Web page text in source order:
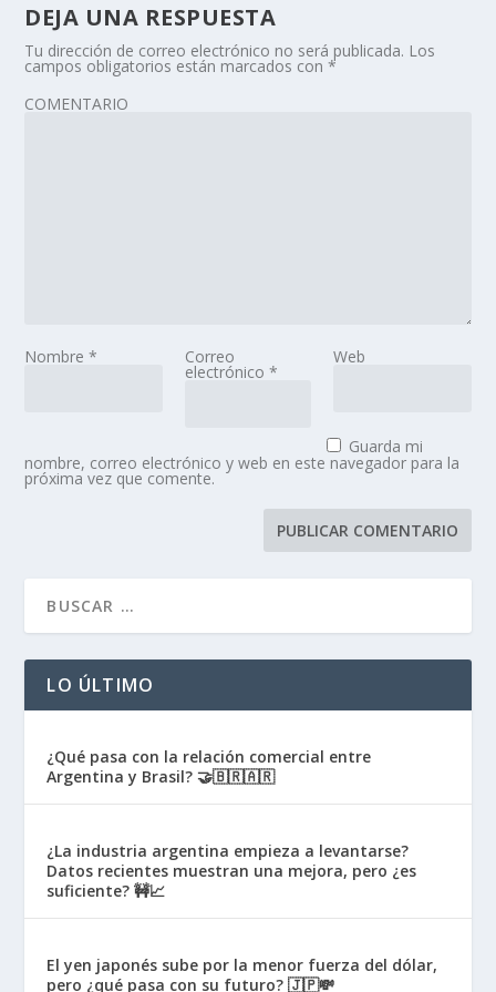
DEJA UNA RESPUESTA
Tu dirección de correo electrónico no será publicada. Los
campos obligatorios están marcados con*
COMENTARIO
Nombre* Correo
electrónico *
Web
Guarda mi
nombre, correo electrónico y web en este navegador para la
próxima vez que comente.
LO ÚLTIMO
¿Qué pasa con la relación comercial entre
Argentina y Brasil? 🤝🇧🇷🇦🇷
¿La industria argentina empieza a levantarse?
Datos recientes muestran una mejora, pero ¿es
suficiente? 🚧📈
El yen japonés sube por la menor fuerza del dólar,
pero ¿qué pasa con su futuro? 🇯🇵💸